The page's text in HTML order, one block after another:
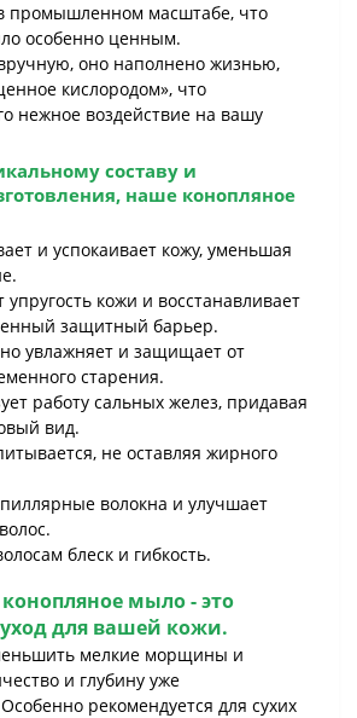
промышленном масштабе, что
особенно ценным.
оно наполнено жизнью,
кислородом», что
нежное воздействие на вашу
составу и
наше конопляное
и успокаивает кожу, уменьшая
кожи и восстанавливает
защитный барьер.
увлажняет и защищает от
старения.
работу сальных желез, придавая
вид.
не оставляя жирного
волокна и улучшает
блеск и гибкость.
мыло - это
для вашей кожи.
мелкие морщины и
и глубину уже
рекомендуется для сухих